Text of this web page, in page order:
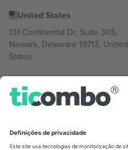
United States
131 Continental Dr, Suite 305,
Newark, Delaware 19713, United
States
Bulgaria
Regus Sofia City West, bul